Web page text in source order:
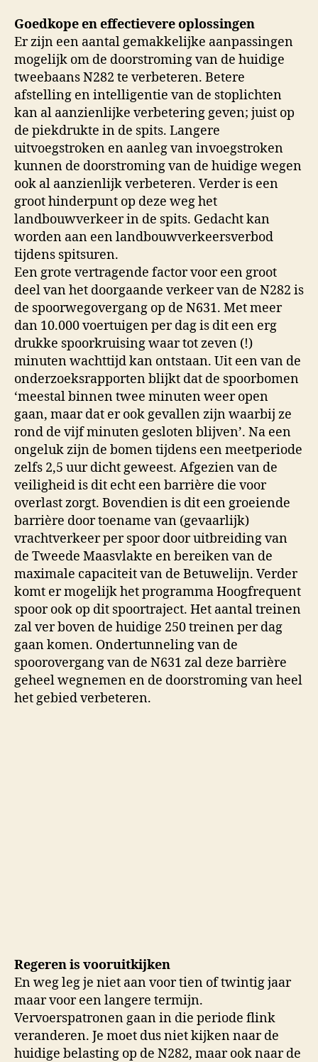
Goedkope en effectievere oplossingen
Er zijn een aantal gemakkelijke aanpassingen
mogelijk om de doorstroming van de huidige
tweebaans N282 te verbeteren. Betere
afstelling en intelligentie van de stoplichten
kan al aanzienlijke verbetering geven; juist op
de piekdrukte in de spits. Langere
uitvoegstroken en aanleg van invoegstroken
kunnen de doorstroming van de huidige wegen
ook al aanzienlijk verbeteren. Verder is een
groot hinderpunt op deze weg het
landbouwverkeer in de spits. Gedacht kan
worden aan een landbouwverkeersverbod
tijdens spitsuren.
Een grote vertragende factor voor een groot
deel van het doorgaande verkeer van de N282 is
de spoorwegovergang op de N631. Met meer
dan 10.000 voertuigen per dag is dit een erg
drukke spoorkruising waar tot zeven (!)
minuten wachttijd kan ontstaan. Uit een van de
onderzoeksrapporten blijkt dat de spoorbomen
‘meestal binnen twee minuten weer open
gaan, maar dat er ook gevallen zijn waarbij ze
rond de vijf minuten gesloten blijven’. Na een
ongeluk zijn de bomen tijdens een meetperiode
zelfs 2,5 uur dicht geweest. Afgezien van de
veiligheid is dit echt een barrière die voor
overlast zorgt. Bovendien is dit een groeiende
barrière door toename van (gevaarlijk)
vrachtverkeer per spoor door uitbreiding van
de Tweede Maasvlakte en bereiken van de
maximale capaciteit van de Betuwelijn. Verder
komt er mogelijk het programma Hoogfrequent
spoor ook op dit spoortraject. Het aantal treinen
zal ver boven de huidige 250 treinen per dag
gaan komen. Ondertunneling van de
spoorovergang van de N631 zal deze barrière
geheel wegnemen en de doorstroming van heel
het gebied verbeteren.
Regeren is vooruitkijken
En weg leg je niet aan voor tien of twintig jaar
maar voor een langere termijn.
Vervoerspatronen gaan in die periode flink
veranderen. Je moet dus niet kijken naar de
huidige belasting op de N282, maar ook naar de